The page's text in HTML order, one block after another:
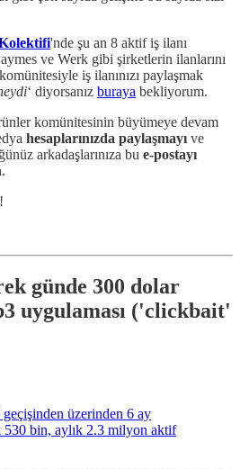
'nde şu an 8 aktif iş ilanı
ve Werk gibi şirketlerin ilanlarını
iş ilanınızı paylaşmak
‘ diyorsanız buraya bekliyorum.
komünitesinin büyümeye devam
hesaplarınızda paylaşmayı ve
arkadaşlarınıza bu e-postayı
günde 300 dolar
uygulaması ('clickbait'
üzerinden 6 ay
530 bin, aylık 2.3 milyon aktif